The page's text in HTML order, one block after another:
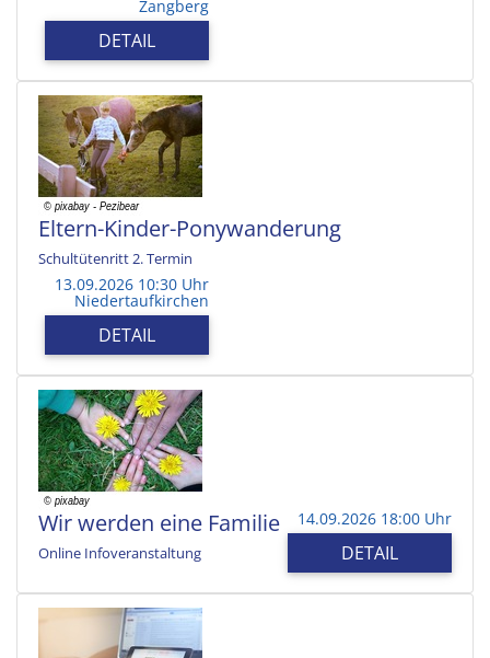
Zangberg
DETAIL
Eltern-Kinder-Ponywanderung
Schultütenritt 2. Termin
13.09.2026 10:30 Uhr
Niedertaufkirchen
DETAIL
Wir werden eine Familie
Online Infoveranstaltung
14.09.2026 18:00 Uhr
DETAIL